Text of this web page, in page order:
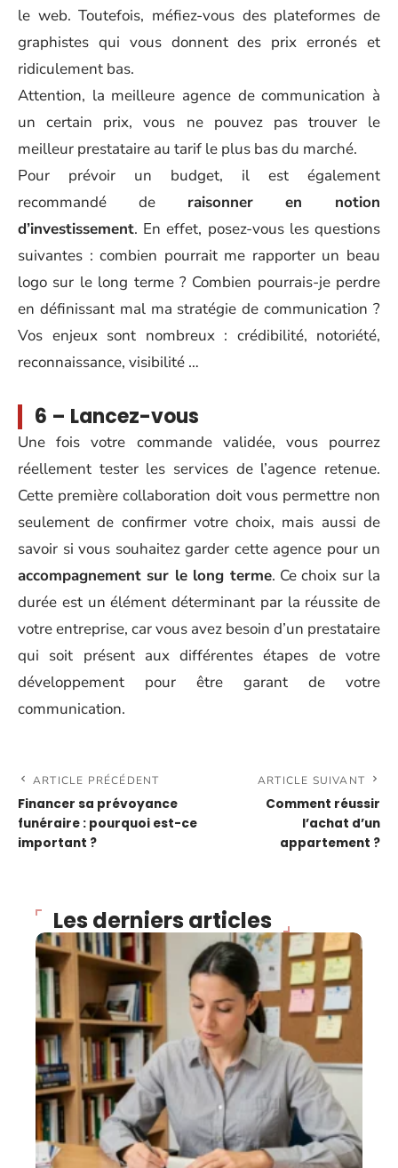
le web. Toutefois, méfiez-vous des plateformes de
graphistes qui vous donnent des prix erronés et
ridiculement bas.
Attention, la meilleure agence de communication à
un certain prix, vous ne pouvez pas trouver le
meilleur prestataire au tarif le plus bas du marché.
Pour prévoir un budget, il est également
recommandé de raisonner en notion
d’investissement. En effet, posez-vous les questions
suivantes : combien pourrait me rapporter un beau
logo sur le long terme ? Combien pourrais-je perdre
en définissant mal ma stratégie de communication ?
Vos enjeux sont nombreux : crédibilité, notoriété,
reconnaissance, visibilité …
6 – Lancez-vous
Une fois votre commande validée, vous pourrez
réellement tester les services de l’agence retenue.
Cette première collaboration doit vous permettre non
seulement de confirmer votre choix, mais aussi de
savoir si vous souhaitez garder cette agence pour un
accompagnement sur le long terme. Ce choix sur la
durée est un élément déterminant par la réussite de
votre entreprise, car vous avez besoin d’un prestataire
qui soit présent aux différentes étapes de votre
développement pour être garant de votre
communication.
ARTICLE PRÉCÉDENT
Financer sa prévoyance
funéraire : pourquoi est-ce
important ?
ARTICLE SUIVANT
Comment réussir
l’achat d’un
appartement ?
Les derniers articles